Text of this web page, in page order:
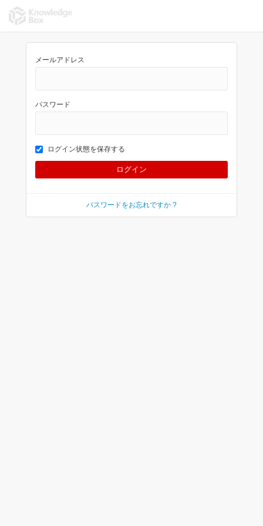
メールアドレス
パスワード
ログイン状態を保存する
パスワードをお忘れですか ?